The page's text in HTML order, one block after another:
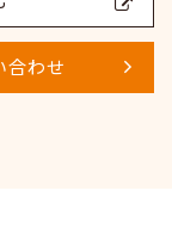
合わせ